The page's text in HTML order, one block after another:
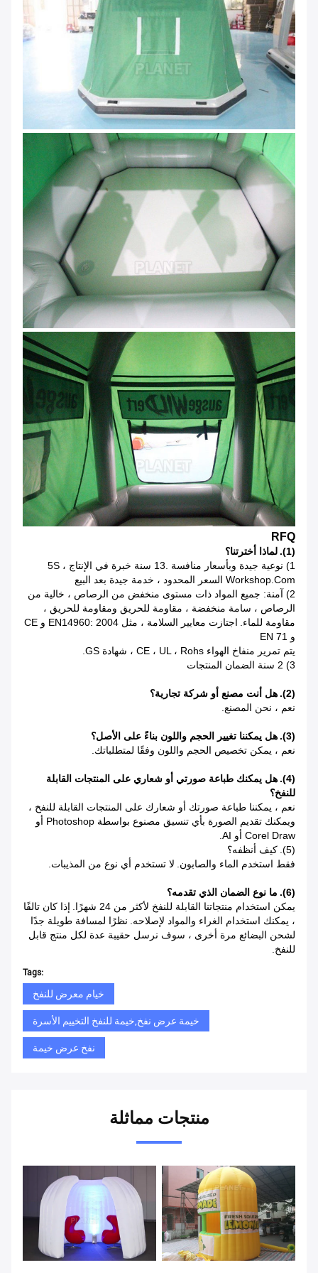
RFQ
(1).
لماذا أخترتنا؟
1) نوعية جيدة وبأسعار منافسة .13 سنة خبرة في الإنتاج ، 5S
Workshop.com السعر المحدود ، خدمة جيدة بعد البيع
2) آمنة: جميع المواد ذات مستوى منخفض من الرصاص ، خالية من
الرصاص ، سامة منخفضة ، مقاومة للحريق ومقاومة للحريق ،
مقاومة للماء.
اجتازت معايير السلامة ، مثل EN14960: 2004 و CE
و EN 71
يتم تمرير منفاخ الهواء CE ، UL ، Rohs ، شهادة GS.
3) 2 سنة الضمان المنتجات
(2).
هل أنت مصنع أو شركة تجارية؟
نعم ، نحن المصنع.
(3).
هل يمكننا تغيير الحجم واللون بناءً على الأصل؟
نعم ، يمكن تخصيص الحجم واللون وفقًا لمتطلباتك.
(4).
هل يمكنك طباعة صورتي أو شعاري على المنتجات القابلة
للنفخ؟
نعم ، يمكننا طباعة صورتك أو شعارك على المنتجات القابلة للنفخ ،
ويمكنك تقديم الصورة بأي تنسيق مصنوع بواسطة Photoshop أو
Corel Draw أو AI.
(5).
كيف أنظفه؟
فقط استخدم الماء والصابون. لا تستخدم أي نوع من المذيبات.
(6).
ما نوع الضمان الذي تقدمه؟
يمكن استخدام منتجاتنا القابلة للنفخ لأكثر من 24 شهرًا.
إذا كان تالفًا
، يمكنك استخدام الغراء والمواد لإصلاحه. نظرًا لمسافة طويلة جدًا
لشحن البضائع مرة أخرى ، سوف نرسل حقيبة عدة لكل منتج قابل
للنفخ.
Tags:
خيام معرض للنفخ
خيمة عرض نفخ,خيمة للنفخ التخييم الأسرة
نفخ عرض خيمة
منتجات مماثلة